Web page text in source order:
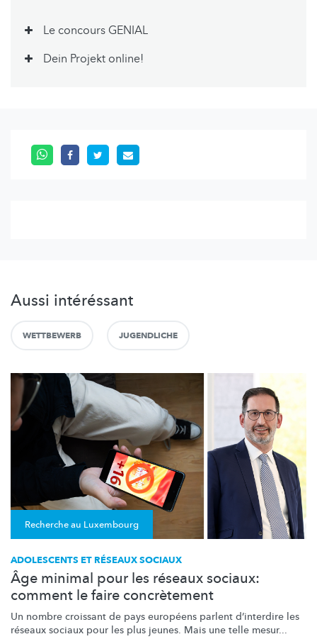
Le concours GENIAL
Dein Projekt online!
Aussi intéréssant
WETTBEWERB JUGENDLICHE
Recherche au Luxembourg
ADOLESCENTS ET RÉSEAUX SOCIAUX
Âge minimal pour les réseaux sociaux:
comment le faire concrètement
Un nombre croissant de pays européens parlent d’interdire les
réseaux sociaux pour les plus jeunes. Mais une telle mesur...